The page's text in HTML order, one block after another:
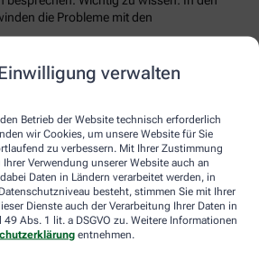
verwalten
Betrieb der Website technisch erforderlich
wir Cookies, um unsere Website für Sie
zu verbessern. Mit Ihrer Zustimmung
Verwendung unserer Website auch an
Daten in Ländern verarbeitet werden, in
besteht, stimmen Sie mit Ihrer
Dienste auch der Verarbeitung Ihrer Daten in
Abs. 1 lit. a DSGVO zu. Weitere Informationen
entnehmen.
die Probleme mit den
erfolgreiche Behandlung ist allerdings
auch als solche erkannt wird.
lassen. Und sich auf keinen Fall
normal.